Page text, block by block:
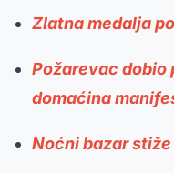
Zlatna medalja
Požarevac dobio
domaćina
Noćni bazar